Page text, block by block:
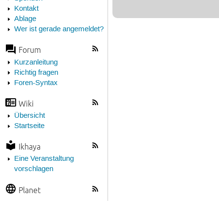
Kontakt
Ablage
Wer ist gerade angemeldet?
Forum
Kurzanleitung
Richtig fragen
Foren-Syntax
Wiki
Übersicht
Startseite
Ikhaya
Eine Veranstaltung
vorschlagen
Planet